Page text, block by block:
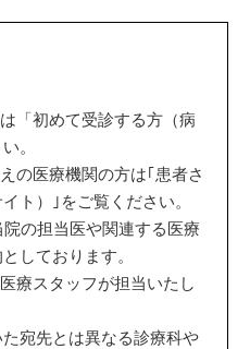
「初めて受診する方（病
。
の医療機関の方は｢患者さ
ト）｣をご覧ください。
の担当医や関連する医療
しております。
療スタッフが担当いたし
宛先とは異なる診療科や